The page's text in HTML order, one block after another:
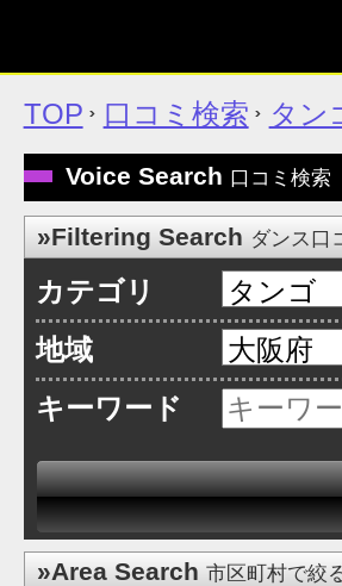
TOP 口コミ検索 タン
Voice Search 口コミ検索
»Filtering Search ダンス口
カテゴリ
地域
キーワード
»Area Search市区町村で絞